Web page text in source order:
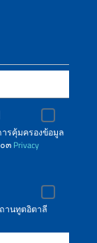
รคุ้มครองข้อมูล
๓ Privacy
านทูตอิตาลี